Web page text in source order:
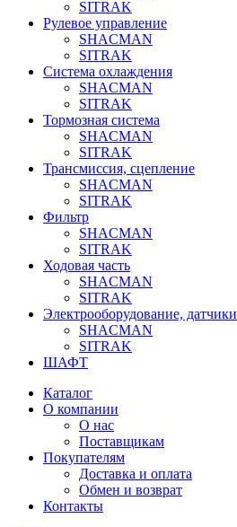
SITRAK
Рулевое управление
SHACMAN
SITRAK
Система охлаждения
SHACMAN
SITRAK
Тормозная система
SHACMAN
SITRAK
Трансмиссия, сцепление
SHACMAN
SITRAK
Фильтр
SHACMAN
SITRAK
Ходовая часть
SHACMAN
SITRAK
Электрооборудование, датчики
SHACMAN
SITRAK
ШАФТ
Каталог
О компании
О нас
Поставщикам
Покупателям
Доставка и оплата
Обмен и возврат
Контакты